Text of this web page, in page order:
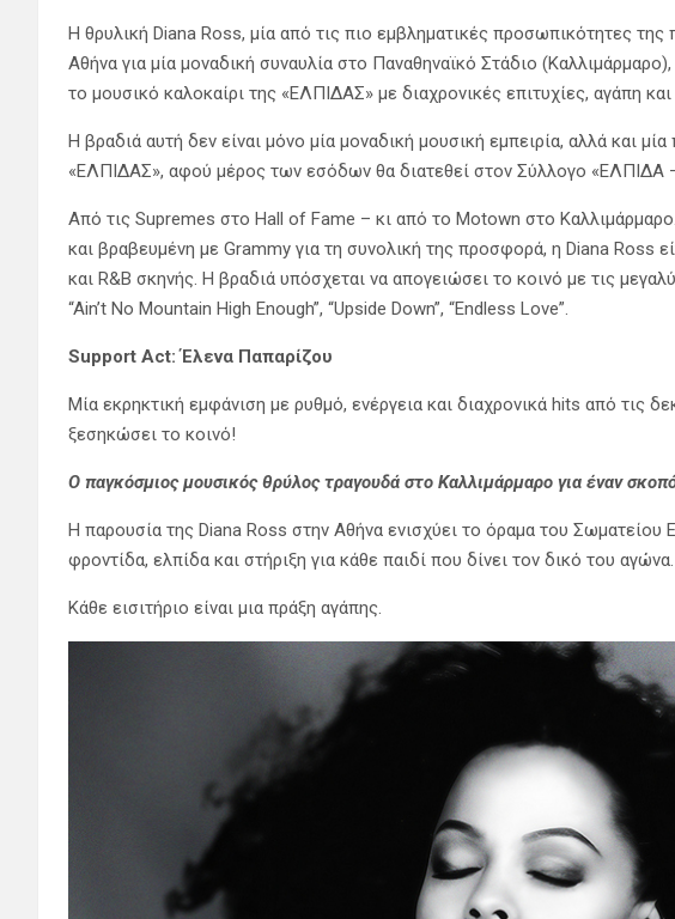
Η θρυλική Diana Ross, μία από τις πιο εμβληματικές προσωπικότητες της
Αθήνα για μία μοναδική συναυλία στο Παναθηναϊκό Στάδιο (Καλλιμάρμαρο),
το μουσικό καλοκαίρι της «ΕΛΠΙΔΑΣ» με διαχρονικές επιτυχίες, αγάπη
Η βραδιά αυτή δεν είναι μόνο μία μοναδική μουσική εμπειρία, αλλά και μία
«ΕΛΠΙΔΑΣ», αφού μέρος των εσόδων θα διατεθεί στον Σύλλογο «ΕΛΠΙΔΑ
Από τις Supremes στο Hall of Fame – κι από το Motown στο
και βραβευμένη με Grammy για τη συνολική της προσφορά, η Diana Ross
και R&B σκηνής. Η βραδιά υπόσχεται να απογειώσει το κοινό με τις
“Ain’t No Mountain High Enough”, “Upside Down”, “Endless Love”.
Support Act: Έλενα Παπαρίζου
Μία εκρηκτική εμφάνιση με ρυθμό, ενέργεια και διαχρονικά hits από τις
ξεσηκώσει το κοινό!
Ο παγκόσμιος μουσικός θρύλος τραγουδά στο Καλλιμάρμαρο για έναν
Η παρουσία της Diana Ross στην Αθήνα ενισχύει το όραμα του Σωματείου
φροντίδα, ελπίδα και στήριξη για κάθε παιδί που δίνει τον δικό του αγώνα.
Κάθε εισιτήριο είναι μια πράξη αγάπης.